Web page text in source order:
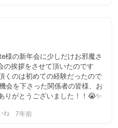
様の新年会に少しだけお邪魔さ
の挨拶をさせて頂いたのです
くのは初めての経験だったので
会を下さった関係者の皆様、お
りがとうございました！！😭✨
ね 7年前